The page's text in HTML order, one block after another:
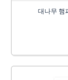
대나무 햄